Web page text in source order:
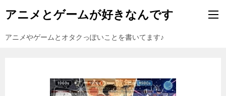
アニメとゲームが好きなんです
アニメやゲームとオタクっぽいことを書いてます♪